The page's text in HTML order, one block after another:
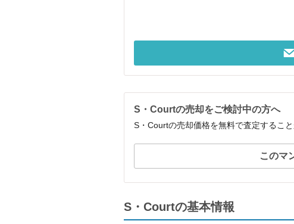
S・Courtの売却をご検討中の方へ
S・Courtの売却価格を無料で査定すること
このマ
S・Courtの基本情報